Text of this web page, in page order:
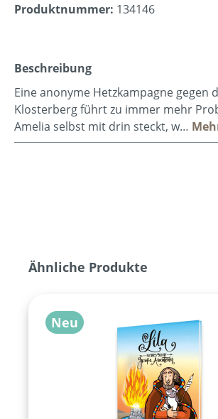
Produktnummer: 134146
Beschreibung
Eine anonyme Hetzkampagne gegen
Klosterberg führt zu immer mehr
Amelia selbst mit drin steckt, w…
Produktgalerie überspringen
Ähnliche Produkte
Neu